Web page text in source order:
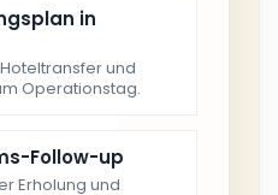
in
und
Operationstag.
Follow-up
Erholung und